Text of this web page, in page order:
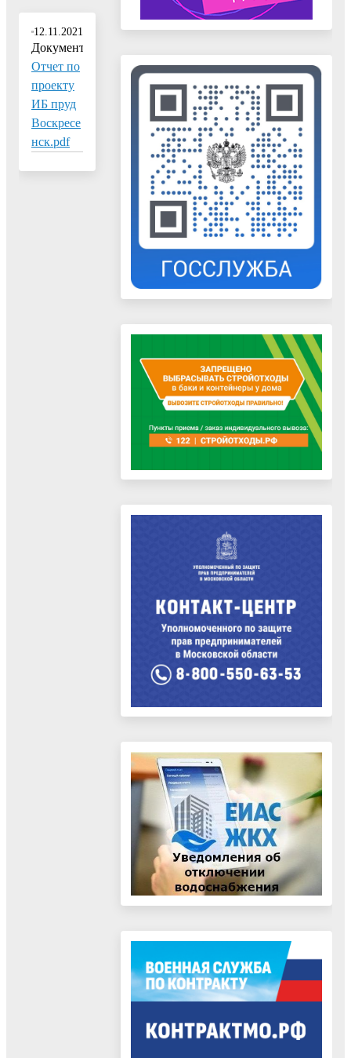
12.11.2021
Документ:
Отчет по
проекту
ИБ пруд
Воскресе
нск.pdf